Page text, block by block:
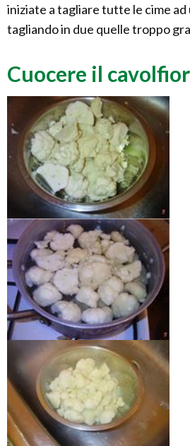
iniziate a tagliare tutte le cime ad
tagliando in due quelle troppo
Cuocere il